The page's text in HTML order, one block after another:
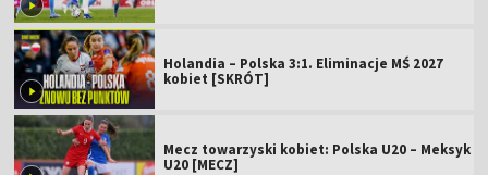
Holandia – Polska 3:1. Eliminacje MŚ 2027
kobiet [SKRÓT]
Mecz towarzyski kobiet: Polska U20 – Meksyk
U20 [MECZ]